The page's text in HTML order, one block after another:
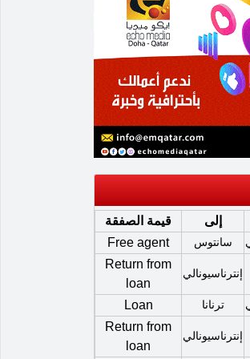
إلى
قيمة الصفقة
سانتوس Free agent
إنترناسيونالي
Return from
loan
ترنانا Loan
إنترناسيونالي
Return from
loan